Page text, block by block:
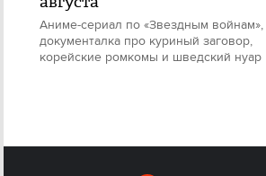
Аниме-сериал по «Звездным войнам»,
документалка про куриный заговор,
корейские ромкомы и шведский нуар